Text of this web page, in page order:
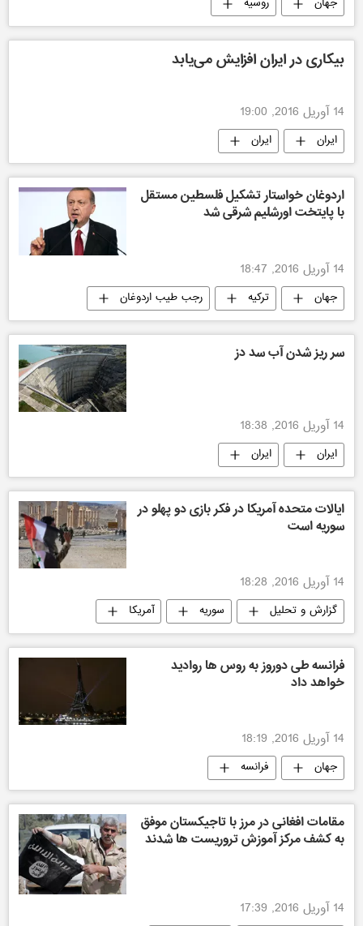
جهان روسیه
بیکاری در ایران افزایش می‌یابد
14 آوریل 2016, 19:00
ایران ایران
اردوغان خواستار تشکیل فلسطین مستقل
با پایتخت اورشلیم شرقی شد
14 آوریل 2016, 18:47
جهان ترکیه رجب طیب اردوغان
سر ریز شدن آب سد دز
14 آوریل 2016, 18:38
ایران ایران
ایالات متحده آمریکا در فکر بازی دو پهلو در
سوریه است
14 آوریل 2016, 18:28
گزارش و تحلیل سوریه آمریکا
فرانسه طی دوروز به روس ها روادید
خواهد داد
14 آوریل 2016, 18:19
جهان فرانسه
مقامات افغانی در مرز با تاجیکستان موفق
به کشف مرکز آموزش تروریست ها شدند
14 آوریل 2016, 17:39